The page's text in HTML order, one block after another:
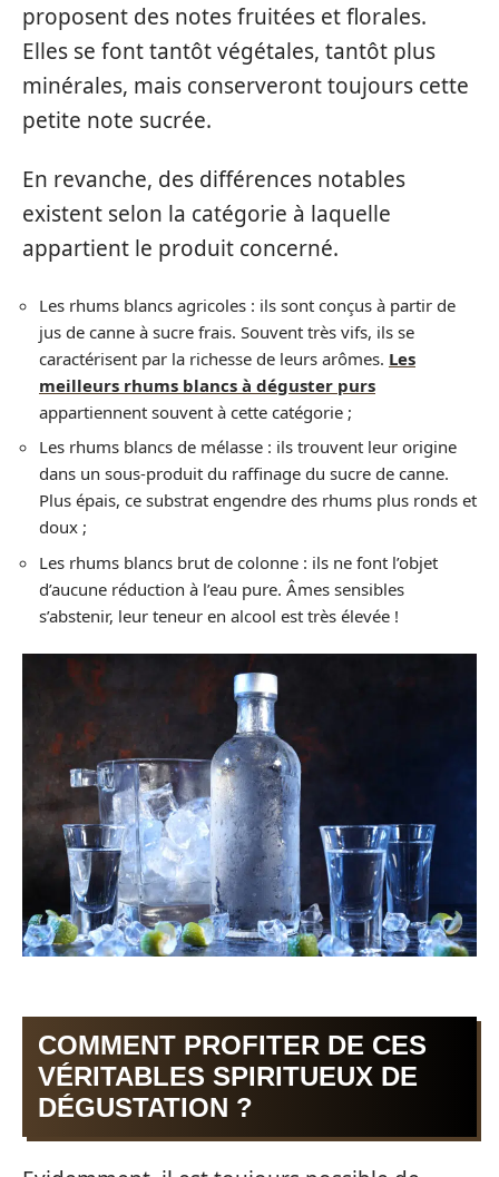
proposent des notes fruitées et florales.
Elles se font tantôt végétales, tantôt plus
minérales, mais conserveront toujours cette
petite note sucrée.
En revanche, des différences notables
existent selon la catégorie à laquelle
appartient le produit concerné.
Les rhums blancs agricoles : ils sont conçus à partir de
jus de canne à sucre frais. Souvent très vifs, ils se
caractérisent par la richesse de leurs arômes. Les
meilleurs rhums blancs à déguster purs
appartiennent souvent à cette catégorie ;
Les rhums blancs de mélasse : ils trouvent leur origine
dans un sous-produit du raffinage du sucre de canne.
Plus épais, ce substrat engendre des rhums plus ronds et
doux ;
Les rhums blancs brut de colonne : ils ne font l’objet
d’aucune réduction à l’eau pure. Âmes sensibles
s’abstenir, leur teneur en alcool est très élevée !
COMMENT PROFITER DE CES
VÉRITABLES SPIRITUEUX DE
DÉGUSTATION ?